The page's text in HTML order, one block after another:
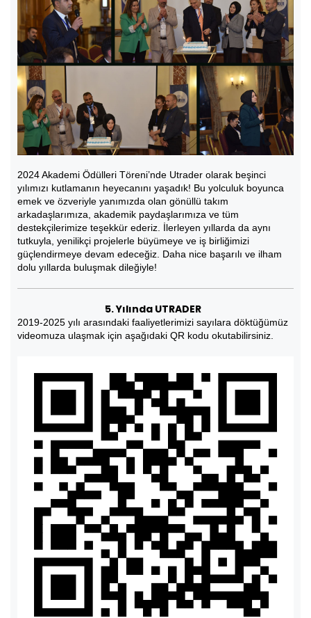
2024 Akademi Ödülleri Töreni’nde Utrader olarak beşinci
yılımızı kutlamanın heyecanını yaşadık! Bu yolculuk boyunca
emek ve özveriyle yanımızda olan gönüllü takım
arkadaşlarımıza, akademik paydaşlarımıza ve tüm
destekçilerimize teşekkür ederiz. İlerleyen yıllarda da aynı
tutkuyla, yenilikçi projelerle büyümeye ve iş birliğimizi
güçlendirmeye devam edeceğiz. Daha nice başarılı ve ilham
dolu yıllarda buluşmak dileğiyle!
5. Yılında UTRADER
2019-2025 yılı arasındaki faaliyetlerimizi sayılara döktüğümüz
videomuza ulaşmak için aşağıdaki QR kodu okutabilirsiniz.